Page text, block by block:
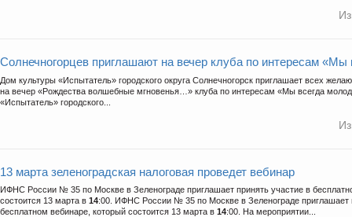
Солнечногорцев приглашают на вечер клуба по интересам «Мы
Дом культуры «Испытатель» городского округа Солнечногорск приглашает всех
на вечер «Рождества волшебные мгновенья…» клуба по интересам «Мы всегда
«Испытатель» городского...
13 марта зеленоградская налоговая проведет вебинар
ИФНС России № 35 по Москве в Зеленограде приглашает принять участие в
состоится 13 марта в 14:00. ИФНС России № 35 по Москве в Зеленограде приглашает
бесплатном вебинаре, который состоится 13 марта в 14:00. На мероприятии...